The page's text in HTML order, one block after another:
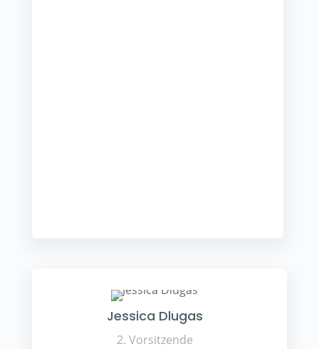
Jessica Dlugas
2. Vorsitzende